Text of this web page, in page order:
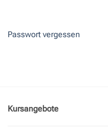
Passwort vergessen
Kursangebote